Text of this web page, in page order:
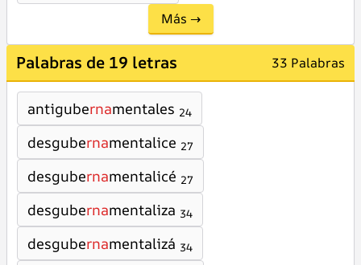
Más →
Palabras de 19 letras 33 Palabras
antigubernamentales 24
desgubernamentalice 27
desgubernamentalicé 27
desgubernamentaliza 34
desgubernamentalizá 34